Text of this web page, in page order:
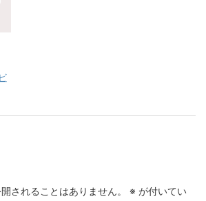
されることはありません。 ※ が付いてい